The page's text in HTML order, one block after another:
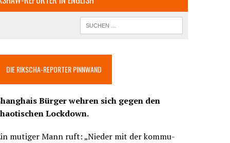
DIE RIKSCHA-REPORTER PINNWAND
Bürger wehren sich gegen den
Lockdown.
mutiger Mann ruft: „Nieder mit der kommu-